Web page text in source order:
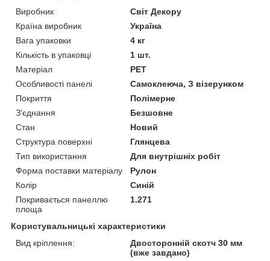
Виробник
Світ Декору
Країна виробник
Україна
Вага упаковки
4 кг
Кількість в упаковці
1 шт.
Матеріал
PET
Особливості панелі
Самоклеюча, З візерунком
Покриття
Полімерне
З'єднання
Безшовне
Стан
Новий
Структура поверхні
Глянцева
Тип використання
Для внутрішніх робіт
Форма поставки матеріалу
Рулон
Колір
Синій
Покривається панеллю
площа
1.271
Користувальницькі характеристики
Вид кріплення:
Двосторонній скотч 30 мм
(вже завдано)